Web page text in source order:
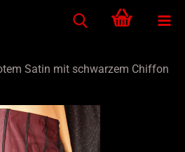
Satin mit schwarzem Chiffon